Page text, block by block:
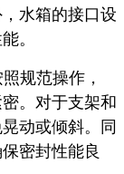
水箱的接口设
。
规范操作，
。对于支架和
动或倾斜。同
密封性能良